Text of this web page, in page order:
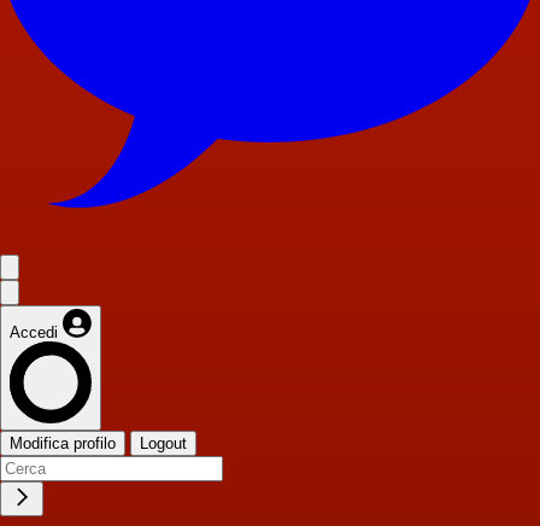
Accedi
Modifica profilo Logout